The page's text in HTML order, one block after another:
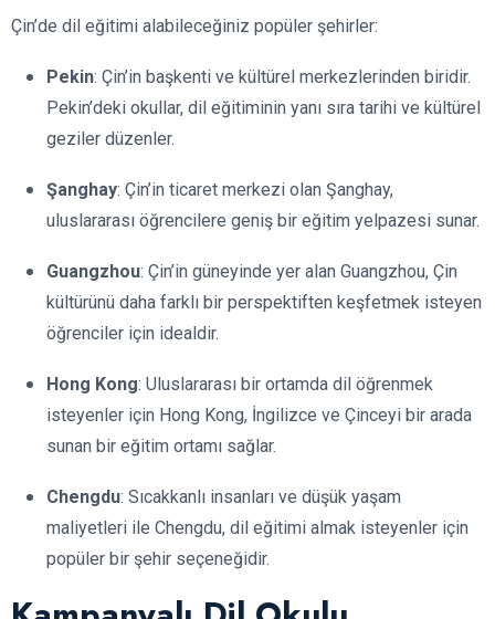
Çin’de dil eğitimi alabileceğiniz popüler şehirler:
Pekin: Çin’in başkenti ve kültürel merkezlerinden biridir.
Pekin’deki okullar, dil eğitiminin yanı sıra tarihi ve kültürel
geziler düzenler.
Şanghay: Çin’in ticaret merkezi olan Şanghay,
uluslararası öğrencilere geniş bir eğitim yelpazesi sunar.
Guangzhou: Çin’in güneyinde yer alan Guangzhou, Çin
kültürünü daha farklı bir perspektiften keşfetmek isteyen
öğrenciler için idealdir.
Hong Kong: Uluslararası bir ortamda dil öğrenmek
isteyenler için Hong Kong, İngilizce ve Çinceyi bir arada
sunan bir eğitim ortamı sağlar.
Chengdu: Sıcakkanlı insanları ve düşük yaşam
maliyetleri ile Chengdu, dil eğitimi almak isteyenler için
popüler bir şehir seçeneğidir.